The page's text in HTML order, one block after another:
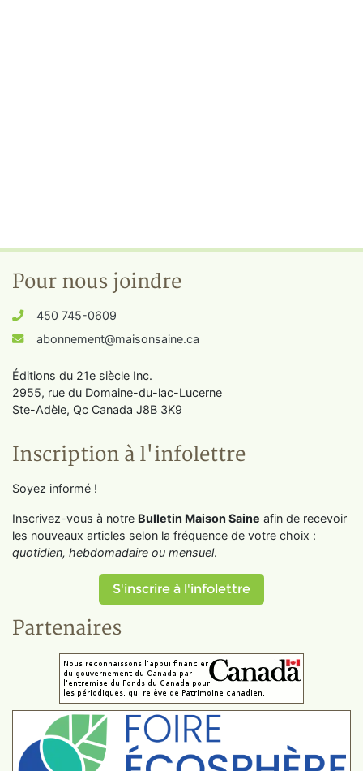
Pour nous joindre
450 745-0609
abonnement@maisonsaine.ca
Éditions du 21e siècle Inc.
2955, rue du Domaine-du-lac-Lucerne
Ste-Adèle, Qc Canada J8B 3K9
Inscription à l'infolettre
Soyez informé !
Inscrivez-vous à notre Bulletin Maison Saine afin de recevoir
les nouveaux articles selon la fréquence de votre choix :
quotidien, hebdomadaire ou mensuel.
S'inscrire à l'infolettre
Partenaires